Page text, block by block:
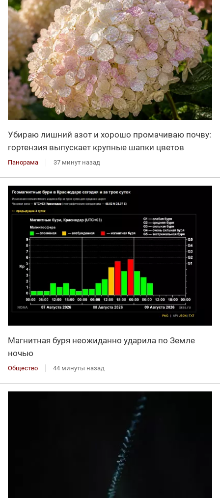
Убираю лишний азот и хорошо промачиваю почву:
гортензия выпускает крупные шапки цветов
Панорама 37 минут назад
Магнитная буря неожиданно ударила по Земле
ночью
Общество 44 минуты назад